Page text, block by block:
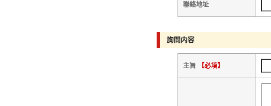
聯絡地址
詢問内容
主旨 【必填】